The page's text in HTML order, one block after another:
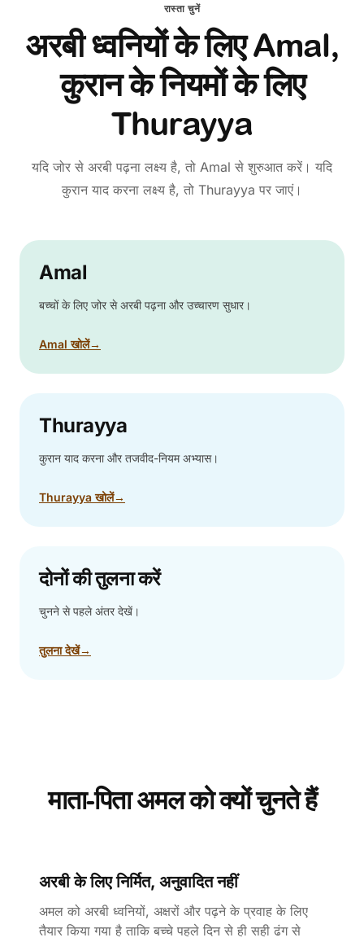
रास्ता चुनें
अरबी ध्वनियों के लिए Amal,
कुरान के नियमों के लिए
Thurayya
यदि जोर से अरबी पढ़ना लक्ष्य है, तो Amal से शुरुआत करें। यदि
कुरान याद करना लक्ष्य है, तो Thurayya पर जाएं।
Amal
बच्चों के लिए जोर से अरबी पढ़ना और उच्चारण सुधार।
Amal खोलें→
Thurayya
कुरान याद करना और तजवीद-नियम अभ्यास।
Thurayya खोलें→
दोनों की तुलना करें
चुनने से पहले अंतर देखें।
तुलना देखें→
माता-पिता अमल को क्यों चुनते हैं
अरबी के लिए निर्मित, अनुवादित नहीं
अमल को अरबी ध्वनियों, अक्षरों और पढ़ने के प्रवाह के लिए
तैयार किया गया है ताकि बच्चे पहले दिन से ही सही ढंग से